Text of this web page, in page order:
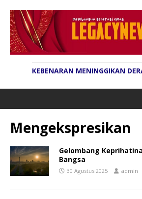
KEBENARAN MENINGGIKAN
Mengekspresikan
Gelombang
Bangsa
30 Agustus 2025 admin